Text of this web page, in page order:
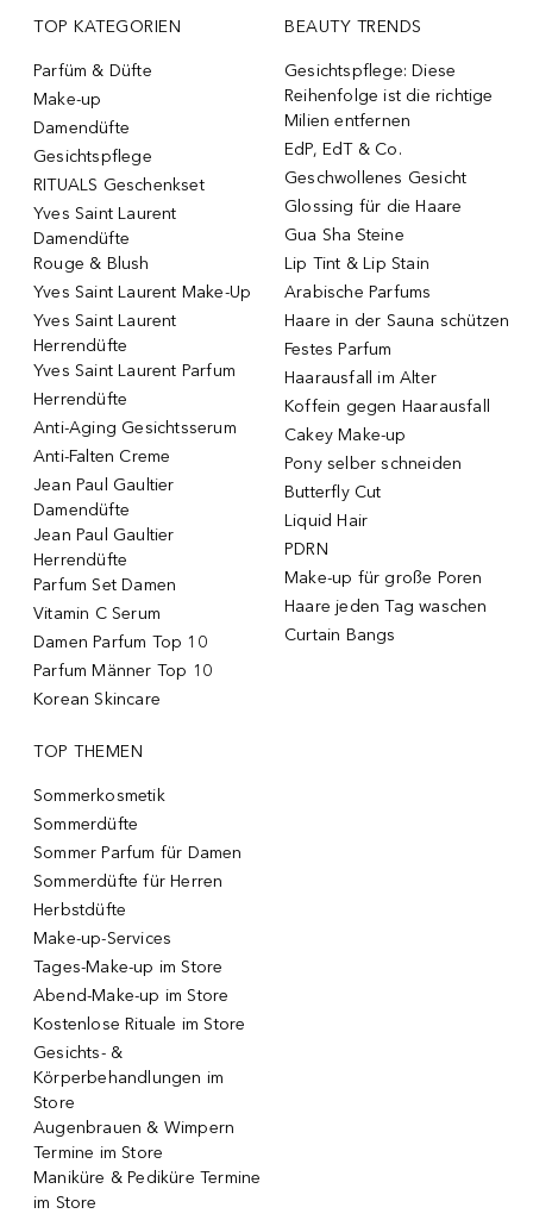
TOP KATEGORIEN
Parfüm & Düfte
Make-up
Damendüfte
Gesichtspflege
RITUALS Geschenkset
Yves Saint Laurent
Damendüfte
Rouge & Blush
Yves Saint Laurent Make-Up
Yves Saint Laurent
Herrendüfte
Yves Saint Laurent Parfum
Herrendüfte
Anti-Aging Gesichtsserum
Anti-Falten Creme
Jean Paul Gaultier
Damendüfte
Jean Paul Gaultier
Herrendüfte
Parfum Set Damen
Vitamin C Serum
Damen Parfum Top 10
Parfum Männer Top 10
Korean Skincare
BEAUTY TRENDS
Gesichtspflege: Diese
Reihenfolge ist die richtige
Milien entfernen
EdP, EdT & Co.
Geschwollenes Gesicht
Glossing für die Haare
Gua Sha Steine
Lip Tint & Lip Stain
Arabische Parfums
Haare in der Sauna schützen
Festes Parfum
Haarausfall im Alter
Koffein gegen Haarausfall
Cakey Make-up
Pony selber schneiden
Butterfly Cut
Liquid Hair
PDRN
Make-up für große Poren
Haare jeden Tag waschen
Curtain Bangs
TOP THEMEN
Sommerkosmetik
Sommerdüfte
Sommer Parfum für Damen
Sommerdüfte für Herren
Herbstdüfte
Make-up-Services
Tages-Make-up im Store
Abend-Make-up im Store
Kostenlose Rituale im Store
Gesichts- &
Körperbehandlungen im
Store
Augenbrauen & Wimpern
Termine im Store
Maniküre & Pediküre Termine
im Store